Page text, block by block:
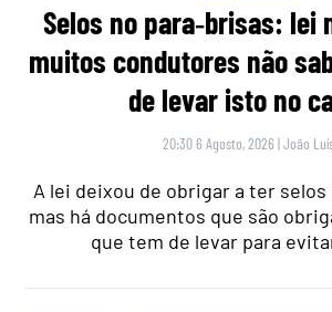
Selos no para‑brisas: lei
muitos condutores não
de levar isto no
20:30 6 Agosto, 2026 |João
A lei deixou de obrigar a ter selos
mas há documentos que são
que tem de levar para